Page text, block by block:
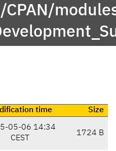
time
Size
05-06 14:34
CEST
1724 B